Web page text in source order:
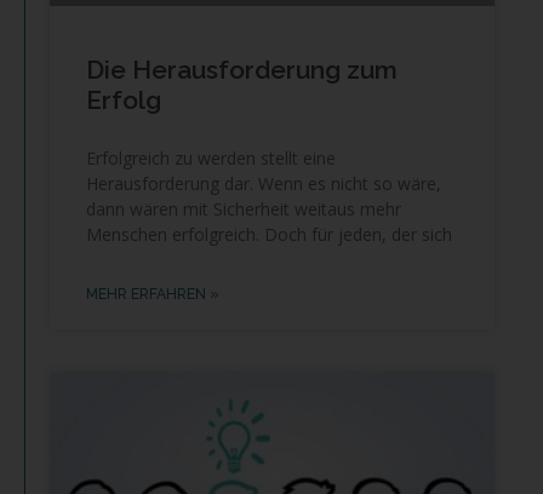
Die Herausforderung zum
Erfolg
Erfolgreich zu werden stellt eine
Herausforderung dar. Wenn es nicht so wäre,
dann wären mit Sicherheit weitaus mehr
Menschen erfolgreich. Doch für jeden, der sich
MEHR ERFAHREN »